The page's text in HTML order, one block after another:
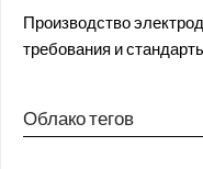
Производство
требования и
Облако тегов